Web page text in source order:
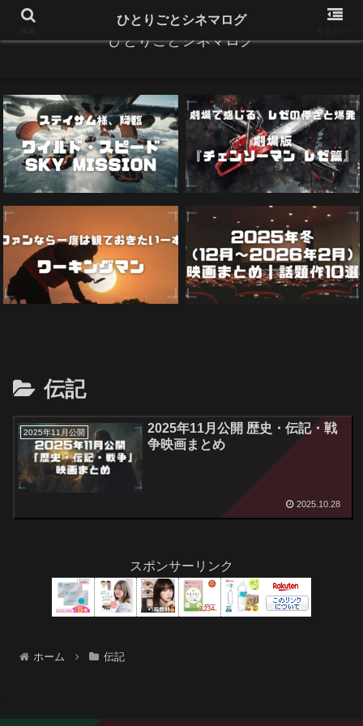
ひとりごとシネマログ
伝記
2025年11月公開
2025年11月公開 歴史・伝記・戦
争映画まとめ
2025.10.28
スポンサーリンク
ホーム 伝記
ひとりごとシネマログ